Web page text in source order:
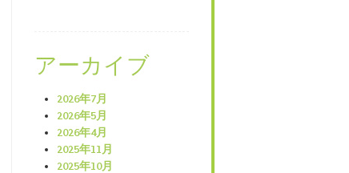
アーカイブ
2026年7月
2026年5月
2026年4月
2025年11月
2025年10月